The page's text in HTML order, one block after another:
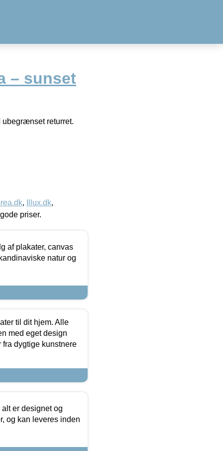
– sunset
returret.
, Illux.dk,
priser.
af plakater, canvas
natur og
til dit hjem. Alle
med eget design
dygtige kunstnere
er designet og
og kan leveres inden